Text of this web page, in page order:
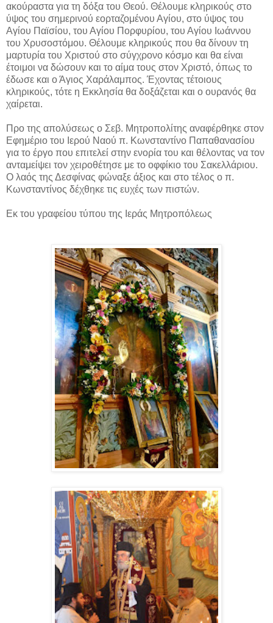
ακούραστα για τη δόξα του Θεού. Θέλουμε κληρικούς στο
ύψος του σημερινού εορταζομένου Αγίου, στο ύψος του
Αγίου Παϊσίου, του Αγίου Πορφυρίου, του Αγίου Ιωάννου
του Χρυσοστόμου. Θέλουμε κληρικούς που θα δίνουν τη
μαρτυρία του Χριστού στο σύγχρονο κόσμο και θα είναι
έτοιμοι να δώσουν και το αίμα τους στον Χριστό, όπως το
έδωσε και ο Άγιος Χαράλαμπος. Έχοντας τέτοιους
κληρικούς, τότε η Εκκλησία θα δοξάζεται και ο ουρανός θα
χαίρεται.
Προ της απολύσεως ο Σεβ. Μητροπολίτης αναφέρθηκε στον
Εφημέριο του Ιερού Ναού π. Κωνσταντίνο Παπαθανασίου
για το έργο που επιτελεί στην ενορία του και θέλοντας να τον
ανταμείψει τον χειροθέτησε με το οφφίκιο του Σακελλάριου.
Ο λαός της Δεσφίνας φώναξε άξιος και στο τέλος ο π.
Κωνσταντίνος δέχθηκε τις ευχές των πιστών.
Εκ του γραφείου τύπου της Ιεράς Μητροπόλεως